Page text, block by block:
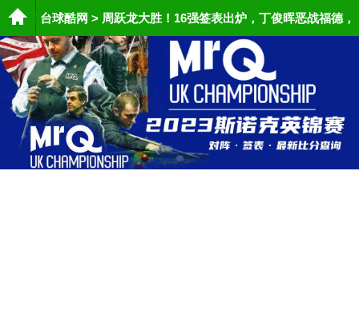
台球酷网 > 周跃龙大胜！16强签表出炉，丁俊晖恶战福德